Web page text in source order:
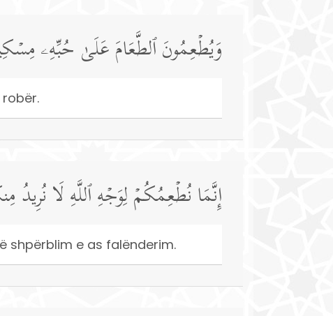
وَیُطۡعِمُونَ ٱلطَّعَامَ عَلَىٰ حُبِّهِۦ
إِنَّمَا نُطۡعِمُكُمۡ لِوَجۡهِ ٱللَّهِ لَا نُرِیدُ
shpërblim e as falënderim.